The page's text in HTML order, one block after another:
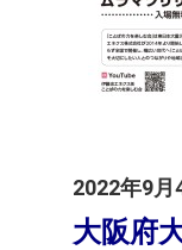
2022年9月
大阪府